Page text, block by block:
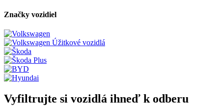
Značky vozidiel
Vyfiltrujte si vozidlá ihneď k odberu